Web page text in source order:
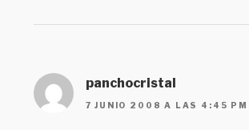
panchocristal
7 JUNIO 2008 A LAS 4:45 PM